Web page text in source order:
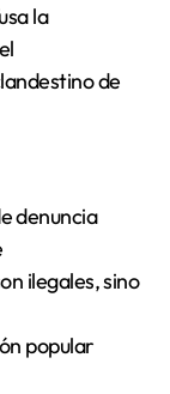
la
de
denuncia
ilegales, sino
popular